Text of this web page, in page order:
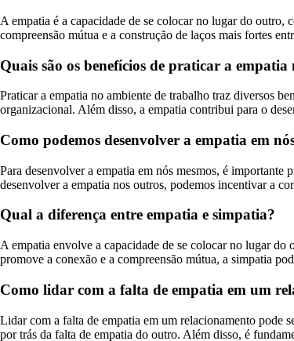
A empatia é a capacidade de se colocar no lugar do outro,
compreensão mútua e a construção de laços mais fortes
Quais são os benefícios de praticar a
Praticar a empatia no ambiente de trabalho traz diversos
organizacional. Além disso, a empatia contribui para o
Como podemos desenvolver a empatia em
Para desenvolver a empatia em nós mesmos, é importante
desenvolver a empatia nos outros, podemos incentivar a
Qual a diferença entre empatia e simpatia?
A empatia envolve a capacidade de se colocar no lugar do
promove a conexão e a compreensão mútua, a simpatia
Como lidar com a falta de empatia em um
Lidar com a falta de empatia em um relacionamento pode
por trás da falta de empatia do outro. Além disso, é